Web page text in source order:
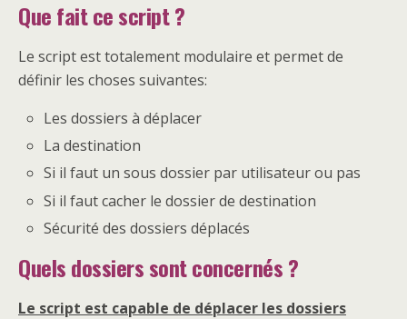
Que fait ce script ?
Le script est totalement modulaire et permet de
définir les choses suivantes:
Les dossiers à déplacer
La destination
Si il faut un sous dossier par utilisateur ou pas
Si il faut cacher le dossier de destination
Sécurité des dossiers déplacés
Quels dossiers sont concernés ?
Le script est capable de déplacer les dossiers